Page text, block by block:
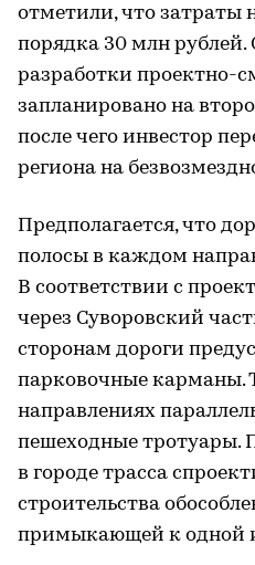
отметили, что затраты
порядка 30 млн рублей.
разработки проектно-
запланировано на
после чего инвестор
региона на
Предполагается, что
полосы в каждом
В соответствии с
через Суворовский
сторонам дороги
парковочные карманы.
направлениях
пешеходные тротуары.
в городе трасса
строительства
примыкающей к одной